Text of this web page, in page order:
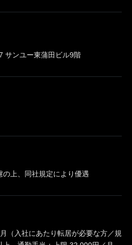
サンユー東蒲田ビル9階
上、同社規定により優遇
（入社にあたり転居が必要な方／規